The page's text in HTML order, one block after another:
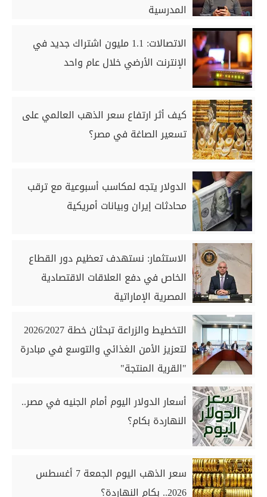
المدرسية
الاتصالات: 1.1 مليون اشتراك جديد في
الإنترنت الأرضي خلال عام واحد
كيف أثر ارتفاع سعر الذهب العالمي على
تسعير الصاغة في مصر؟
الدولار يتجه لمكاسب أسبوعية مع ترقب
محادثات إيران وبيانات أمريكية
الاستثمار: نستهدف تعظيم دور القطاع
الخاص في دفع العلاقات الاقتصادية
المصرية الإماراتية
التخطيط والزراعة تبحثان خطة 2026/2027
لتعزيز الأمن الغذائي والتوسع في مبادرة
"القرية المنتجة"
أسعار الدولار اليوم أمام الجنيه في مصر..
النهاردة بكام؟
سعر الذهب اليوم الجمعة 7 أغسطس
2026.. بكام النهاردة؟